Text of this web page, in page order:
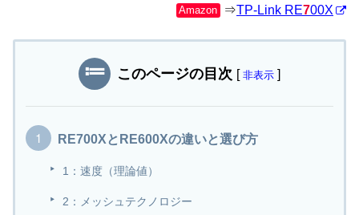
Amazon ⇒TP-Link RE700X
このページの目次 [ 非表示 ]
RE700XとRE600Xの違いと選び方
1：速度（理論値）
2：メッシュテクノロジー